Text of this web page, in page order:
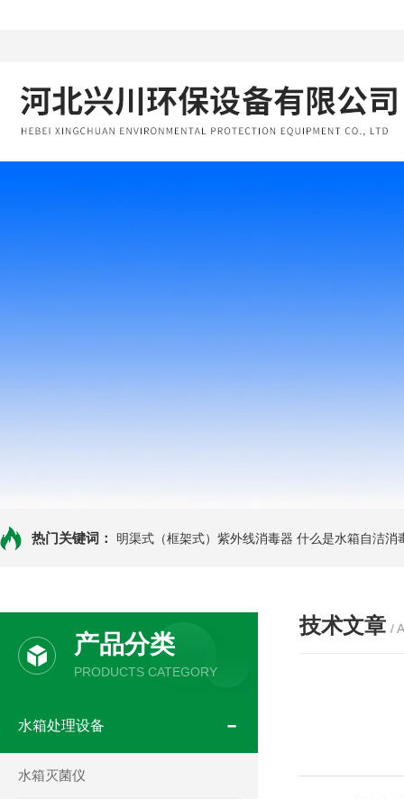
热门关键词： 明渠式（框架式）紫外线消毒器 什么是水箱自洁消
产品分类
PRODUCTS CATEGORY
水箱处理设备
水箱灭菌仪
技术文章 /